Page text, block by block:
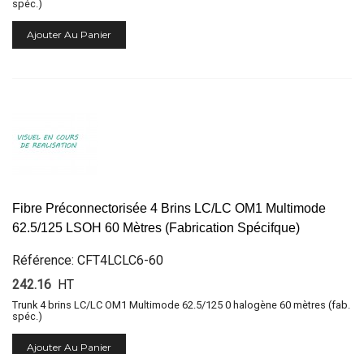
spéc.)
Ajouter Au Panier
Fibre Préconnectorisée 4 Brins LC/LC OM1 Multimode
62.5/125 LSOH 60 Mètres (Fabrication Spécifque)
Référence: CFT4LCLC6-60
242.16 HT
Trunk 4 brins LC/LC OM1 Multimode 62.5/125 0 halogène 60 mètres (fab.
spéc.)
Ajouter Au Panier